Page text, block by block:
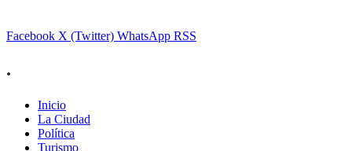
Facebook X (Twitter) WhatsApp RSS
.
Inicio
La Ciudad
Política
Turismo